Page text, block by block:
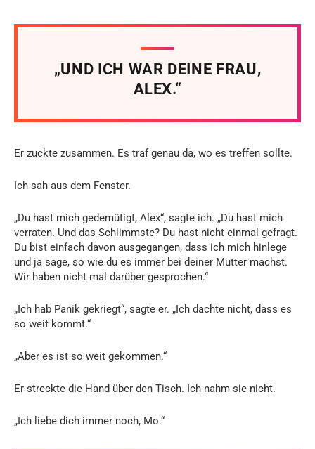
„UND ICH WAR DEINE FRAU,
ALEX.“
Er zuckte zusammen. Es traf genau da, wo es treffen sollte.
Ich sah aus dem Fenster.
„Du hast mich gedemütigt, Alex“, sagte ich. „Du hast mich
verraten. Und das Schlimmste? Du hast nicht einmal gefragt.
Du bist einfach davon ausgegangen, dass ich mich hinlege
und ja sage, so wie du es immer bei deiner Mutter machst.
Wir haben nicht mal darüber gesprochen.“
„Ich hab Panik gekriegt“, sagte er. „Ich dachte nicht, dass es
so weit kommt.“
„Aber es ist so weit gekommen.“
Er streckte die Hand über den Tisch. Ich nahm sie nicht.
„Ich liebe dich immer noch, Mo.“